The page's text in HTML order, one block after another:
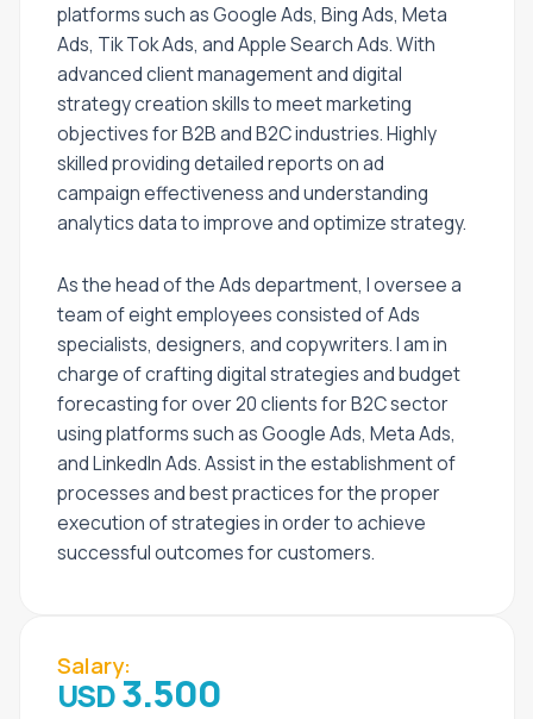
platforms such as Google Ads, Bing Ads, Meta
Ads, Tik Tok Ads, and Apple Search Ads. With
advanced client management and digital
strategy creation skills to meet marketing
objectives for B2B and B2C industries. Highly
skilled providing detailed reports on ad
campaign effectiveness and understanding
analytics data to improve and optimize strategy.
As the head of the Ads department, I oversee a
team of eight employees consisted of Ads
specialists, designers, and copywriters. I am in
charge of crafting digital strategies and budget
forecasting for over 20 clients for B2C sector
using platforms such as Google Ads, Meta Ads,
and LinkedIn Ads. Assist in the establishment of
processes and best practices for the proper
execution of strategies in order to achieve
successful outcomes for customers.
Salary:
USD3.500